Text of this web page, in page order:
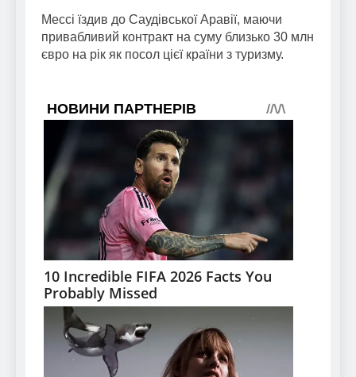
Мессі їздив до Саудівської Аравії, маючи
привабливий контракт на суму близько 30 млн
євро на рік як посол цієї країни з туризму.